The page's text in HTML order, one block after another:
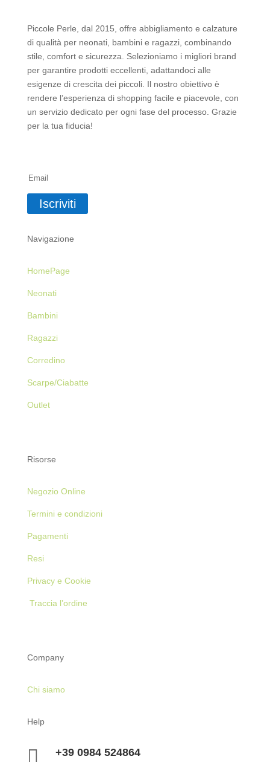
Piccole Perle, dal 2015, offre abbigliamento e calzature
di qualità per neonati, bambini e ragazzi, combinando
stile, comfort e sicurezza. Selezioniamo i migliori brand
per garantire prodotti eccellenti, adattandoci alle
esigenze di crescita dei piccoli. Il nostro obiettivo è
rendere l’esperienza di shopping facile e piacevole, con
un servizio dedicato per ogni fase del processo. Grazie
per la tua fiducia!
Iscriviti
Navigazione
HomePage
Neonati
Bambini
Ragazzi
Corredino
Scarpe/Ciabatte
Outlet
Risorse
Negozio Online
Termini e condizioni
Pagamenti
Resi
Privacy e Cookie
Traccia l’ordine
Company
Chi siamo
Help
 +39 0984 524864